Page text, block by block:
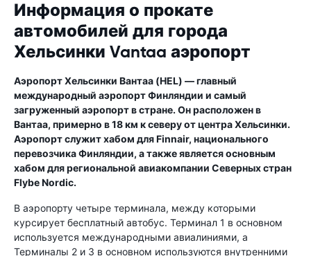
Информация о прокате
автомобилей для города
Хельсинки Vantaa аэропорт
Аэропорт Хельсинки Вантаа (HEL) — главный
международный аэропорт Финляндии и самый
загруженный аэропорт в стране. Он расположен в
Вантаа, примерно в 18 км к северу от центра Хельсинки.
Аэропорт служит хабом для Finnair, национального
перевозчика Финляндии, а также является основным
хабом для региональной авиакомпании Северных стран
Flybe Nordic.
В аэропорту четыре терминала, между которыми
курсирует бесплатный автобус. Терминал 1 в основном
используется международными авиалиниями, а
Терминалы 2 и 3 в основном используются внутренними